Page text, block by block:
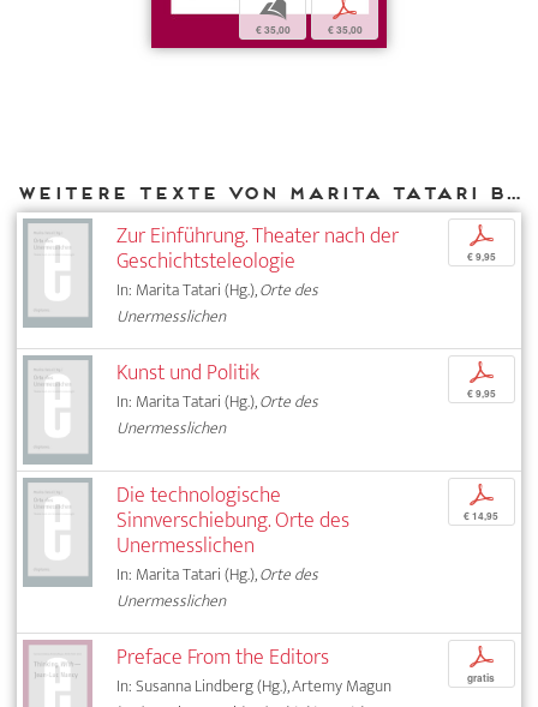
b
€ 35,00
p
€ 35,00
Weitere Texte von Marita Tatari bei DIAPHANES
Zur Einführung. Theater nach der
Geschichtsteleologie
In: Marita Tatari (Hg.),Orte des
Unermesslichen
p
€ 9,95
Kunst und Politik
In: Marita Tatari (Hg.),Orte des
Unermesslichen
p
€ 9,95
Die technologische
Sinnverschiebung. Orte des
Unermesslichen
In: Marita Tatari (Hg.),Orte des
Unermesslichen
p
€ 14,95
Preface From the Editors
In: Susanna Lindberg (Hg.), Artemy Magun
p
gratis